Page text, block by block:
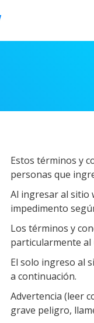
Estos términos y
personas que
Al ingresar al sitio
impedimento
Los términos y
particularmente al
El solo ingreso al
a continuación.
Advertencia (leer
grave peligro,